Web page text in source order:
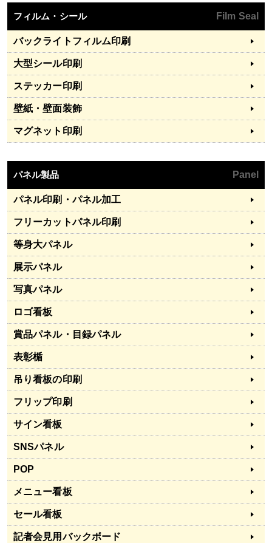
フィルム・シール Film Seal
バックライトフィルム印刷
大型シール印刷
ステッカー印刷
壁紙・壁面装飾
マグネット印刷
パネル製品 Panel
パネル印刷・パネル加工
フリーカットパネル印刷
等身大パネル
展示パネル
写真パネル
ロゴ看板
賞品パネル・目録パネル
表彰楯
吊り看板の印刷
フリップ印刷
サイン看板
SNSパネル
POP
メニュー看板
セール看板
記者会見用バックボード